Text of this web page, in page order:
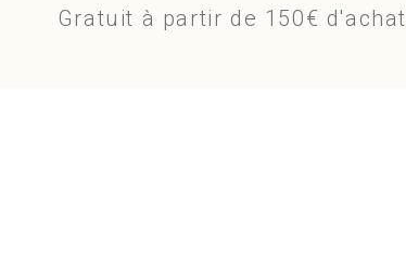
Gratuit à partir de 150€ d'achat